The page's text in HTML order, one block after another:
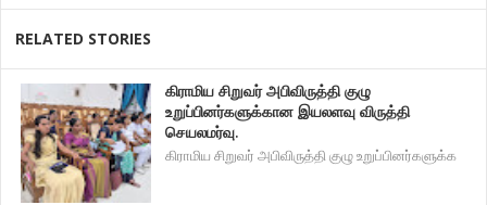
RELATED STORIES
கிராமிய சிறுவர் அபிவிருத்தி குழு
உறுப்பினர்களுக்கான இயலளவு விருத்தி
செயலமர்வு.
கிராமிய சிறுவர் அபிவிருத்தி குழு உறுப்பினர்களுக்க